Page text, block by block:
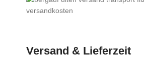
Versand & Lieferzeit